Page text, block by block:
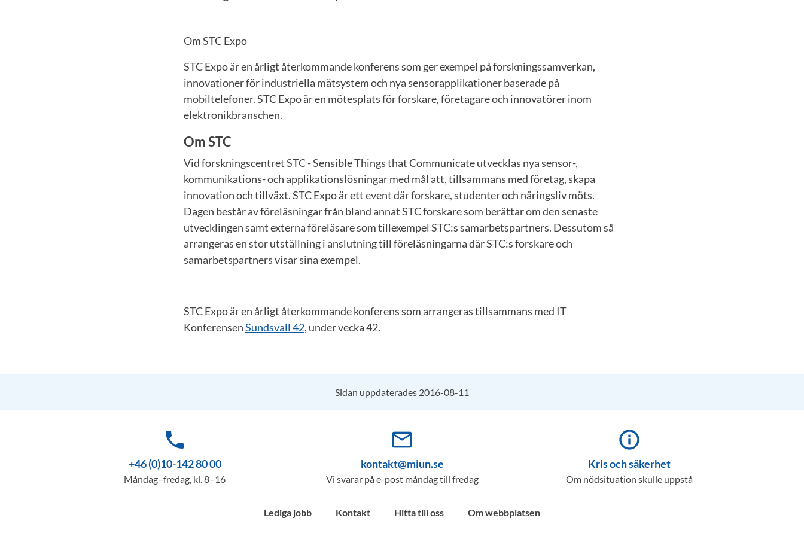
Om STC Expo
STC Expo är en årligt återkommande konferens som ger exempel på forskningssamverkan,
innovationer för industriella mätsystem och nya sensorapplikationer baserade på
mobiltelefoner. STC Expo är en mötesplats för forskare, företagare och innovatörer inom
elektronikbranschen.
Om STC
Vid forskningscentret STC - Sensible Things that Communicate utvecklas nya sensor-,
kommunikations- och applikationslösningar med mål att, tillsammans med företag, skapa
innovation och tillväxt. STC Expo är ett event där forskare, studenter och näringsliv möts.
Dagen består av föreläsningar från bland annat STC forskare som berättar om den senaste
utvecklingen samt externa föreläsare som tillexempel STC:s samarbetspartners. Dessutom så
arrangeras en stor utställning i anslutning till föreläsningarna där STC:s forskare och
samarbetspartners visar sina exempel.
STC Expo är en årligt återkommande konferens som arrangeras tillsammans med IT
KonferensenSundsvall 42, under vecka 42.
Sidan uppdaterades 2016-08-11
phone
+46 (0)10-142 80 00
Måndag–fredag, kl. 8–16
mail_outline
kontakt@miun.se
Vi svarar på e-post måndag till fredag
info_outline
Kris och säkerhet
Om nödsituation skulle uppstå
Lediga jobb Kontakt Hitta till oss Om webbplatsen